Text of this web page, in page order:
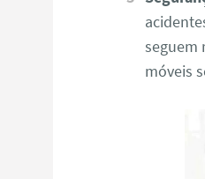
seguem
móveis